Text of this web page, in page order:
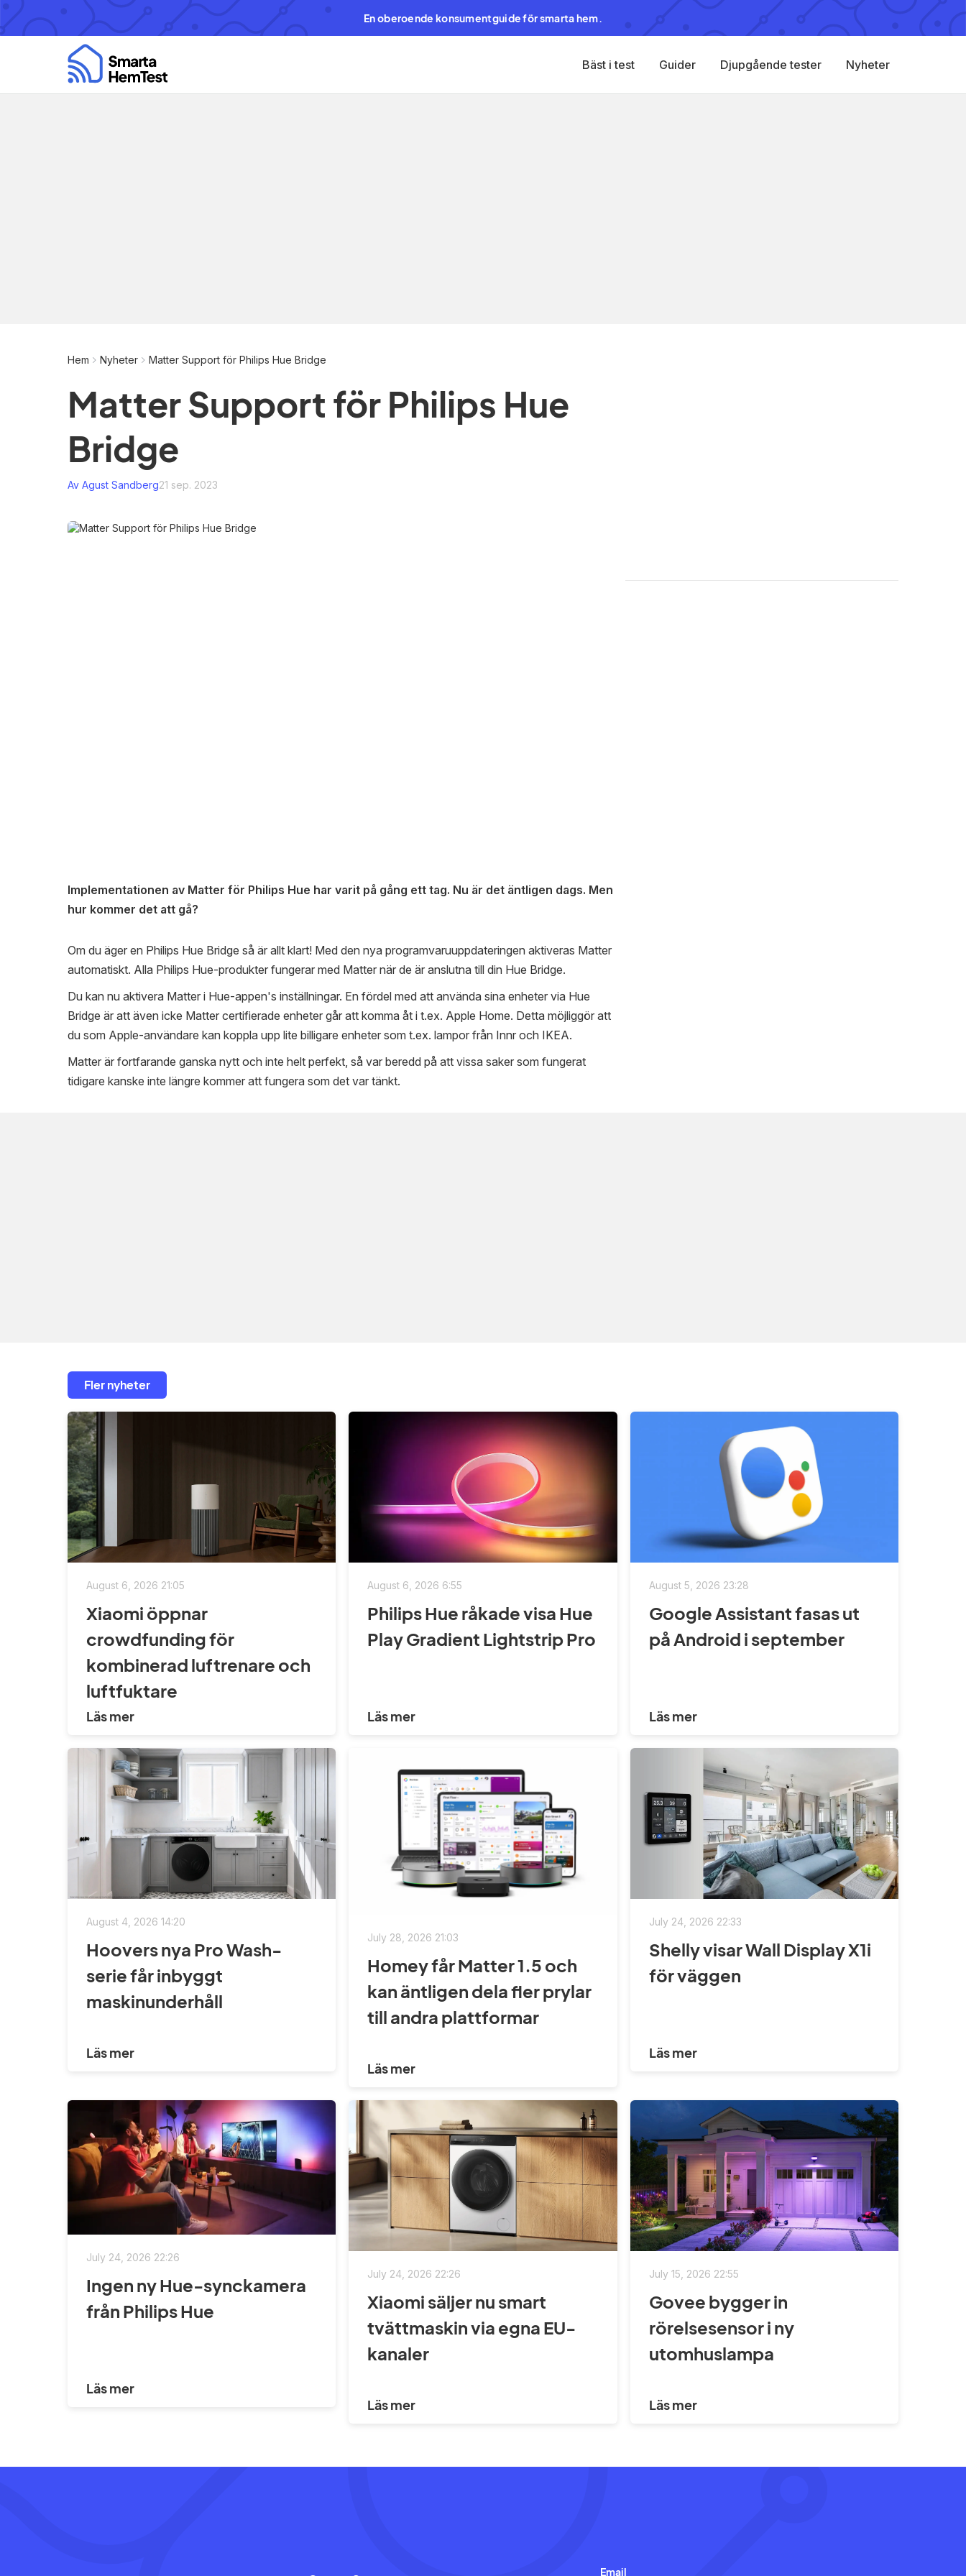
En oberoende konsumentguide för smarta hem.
Bäst i test Guider Djupgående tester Nyheter
Hem Nyheter Matter Support för Philips Hue Bridge
Matter Support för Philips Hue
Bridge
Av Agust Sandberg21 sep. 2023
Implementationen av Matter för Philips Hue har varit på gång ett tag. Nu är det äntligen dags. Men
hur kommer det att gå?
Om du äger en Philips Hue Bridge så är allt klart! Med den nya programvaruuppdateringen aktiveras Matter
automatiskt. Alla Philips Hue-produkter fungerar med Matter när de är anslutna till din Hue Bridge.
Du kan nu aktivera Matter i Hue-appen's inställningar. En fördel med att använda sina enheter via Hue
Bridge är att även icke Matter certifierade enheter går att komma åt i t.ex. Apple Home. Detta möjliggör att
du som Apple-användare kan koppla upp lite billigare enheter som t.ex. lampor från Innr och IKEA.
Matter är fortfarande ganska nytt och inte helt perfekt, så var beredd på att vissa saker som fungerat
tidigare kanske inte längre kommer att fungera som det var tänkt.
Fler nyheter
August 6, 2026 21:05
Xiaomi öppnar
crowdfunding för
kombinerad luftrenare och
luftfuktare
Läs mer
August 6, 2026 6:55
Philips Hue råkade visa Hue
Play Gradient Lightstrip Pro
Läs mer
August 5, 2026 23:28
Google Assistant fasas ut
på Android i september
Läs mer
August 4, 2026 14:20
Hoovers nya Pro Wash-
serie får inbyggt
maskinunderhåll
Läs mer
July 28, 2026 21:03
Homey får Matter 1.5 och
kan äntligen dela fler prylar
till andra plattformar
Läs mer
July 24, 2026 22:33
Shelly visar Wall Display X1i
för väggen
Läs mer
July 24, 2026 22:26
Ingen ny Hue-synckamera
från Philips Hue
Läs mer
July 24, 2026 22:26
Xiaomi säljer nu smart
tvättmaskin via egna EU-
kanaler
Läs mer
July 15, 2026 22:55
Govee bygger in
rörelsesensor i ny
utomhuslampa
Läs mer
Email